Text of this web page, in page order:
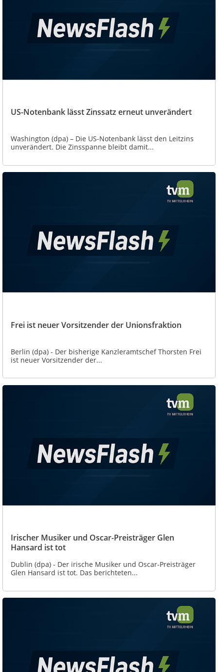
US-Notenbank lässt Zinssatz erneut unverändert
Washington (dpa) – Die US-Notenbank lässt den Leitzins
unverändert. Die Zinsspanne bleibt damit...
Frei ist neuer Vorsitzender der Unionsfraktion
Berlin (dpa) - Der bisherige Kanzleramtschef Thorsten Frei
ist neuer Vorsitzender der...
Irischer Musiker und Oscar-Preisträger Glen
Hansard ist tot
Dublin (dpa) - Der irische Musiker und Oscar-Preisträger
Glen Hansard ist tot. Das berichteten...